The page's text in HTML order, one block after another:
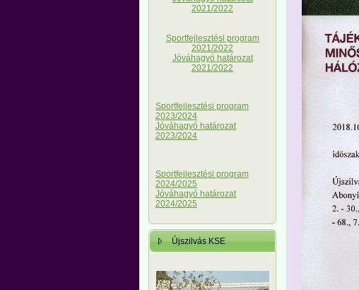
2021/2022
Sportfejlesztési program
2021/2022
Jóváhagyó határozat
2021/2022
Sportfejlesztési program
2023/2024
Jóváhagyó határozat
2023/2024
Sportfejlesztési program
2024/2025
Jóváhagyó határozat
2024/2025
Újszilvás KSE